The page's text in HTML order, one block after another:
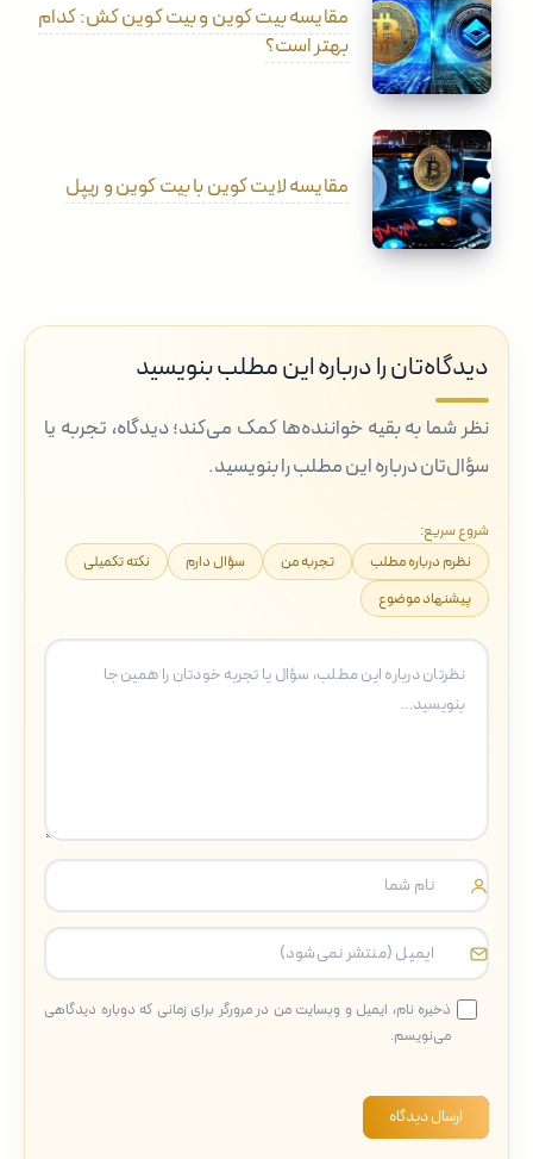
مقایسه بیت کوین و بیت کوین کش: کدام
بهتر است؟
مقایسه لایت کوین با بیت کوین و ریپل
دیدگاه‌تان را درباره این مطلب بنویسید
نظر شما به بقیه خواننده‌ها کمک می‌کند؛ دیدگاه، تجربه یا
سؤال‌تان درباره این مطلب را بنویسید.
شروع سریع:
نظرم درباره مطلب
تجربه من سؤال دارم
نکته تکمیلی
پیشنهاد موضوع
ذخیره نام، ایمیل و وبسایت من در مرورگر برای زمانی که دوباره دیدگاهی
می‌نویسم.
ارسال دیدگاه